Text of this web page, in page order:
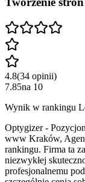
4.8(34 opinii)
7.85na 10
Wynik w rankingu
Optygizer -
www Kraków,
rankingu. Firma ta
niezwykłej
profesjonalnemu